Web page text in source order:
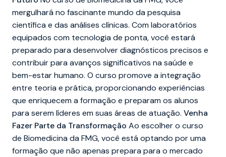
mergulhará no fascinante mundo da pesquisa
científica e das análises clínicas. Com laboratórios
equipados com tecnologia de ponta, você estará
preparado para desenvolver diagnósticos precisos e
contribuir para avanços significativos na saúde e
bem-estar humano. O curso promove a integração
entre teoria e prática, proporcionando experiências
que enriquecem a formação e preparam os alunos
para serem líderes em suas áreas de atuação. Venha
Fazer Parte da Transformação Ao escolher o curso
de Biomedicina da FMG, você está optando por uma
formação que não apenas prepara para o mercado